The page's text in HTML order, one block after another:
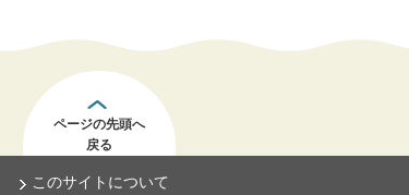
ページの先頭へ
戻る
このサイトについて